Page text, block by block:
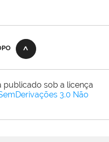
publicado sob a licença
3.0 Não